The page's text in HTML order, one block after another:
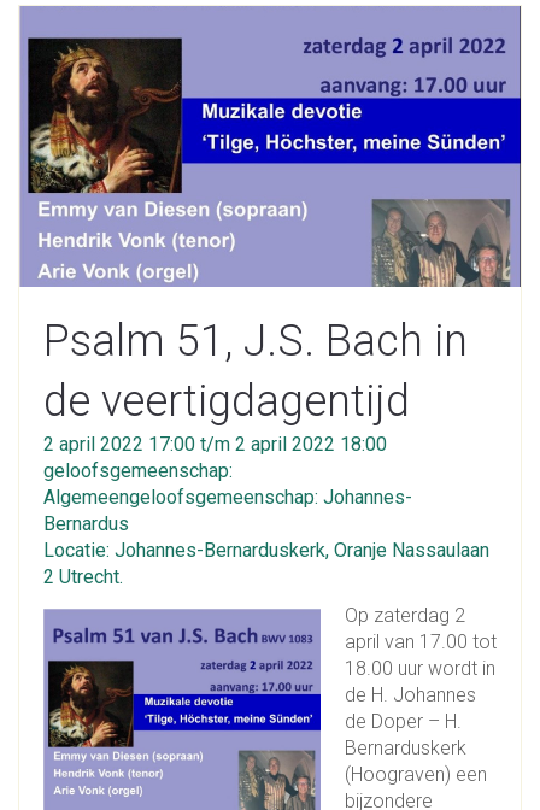
Psalm 51, J.S. Bach in
de veertigdagentijd
2 april 2022 17:00 t/m 2 april 2022 18:00
geloofsgemeenschap:
Algemeengeloofsgemeenschap: Johannes-
Bernardus
Locatie: Johannes-Bernarduskerk, Oranje Nassaulaan
2 Utrecht.
Op zaterdag 2
april van 17.00 tot
18.00 uur wordt in
de H. Johannes
de Doper – H.
Bernarduskerk
(Hoograven) een
bijzondere